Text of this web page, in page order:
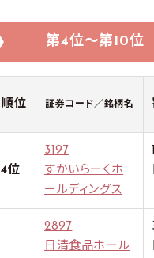
第4位～第10
順位 証券コード／銘柄名
4位
3197
すかいらーくホ
ールディングス
2897
日清食品ホール